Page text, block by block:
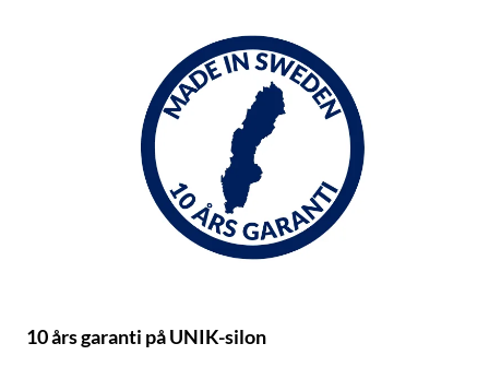
10 års garanti på UNIK-silon